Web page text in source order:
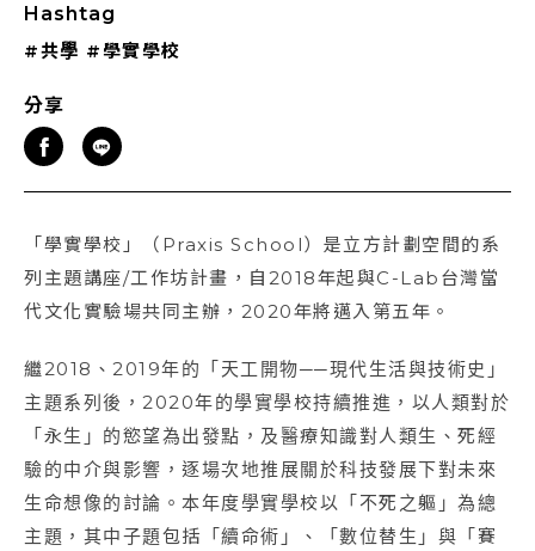
Hashtag
#共學 #學實學校
分享
「學實學校」（Praxis School）是立方計劃空間的系
列主題講座/工作坊計畫，自2018年起與C-Lab台灣當
代文化實驗場共同主辦，2020年將邁入第五年。
繼2018、2019年的「天工開物──現代生活與技術史」
主題系列後，2020年的學實學校持續推進，以人類對於
「永生」的慾望為出發點，及醫療知識對人類生、死經
驗的中介與影響，逐場次地推展關於科技發展下對未來
生命想像的討論。本年度學實學校以「不死之軀」為總
主題，其中子題包括「續命術」、「數位替生」與「賽